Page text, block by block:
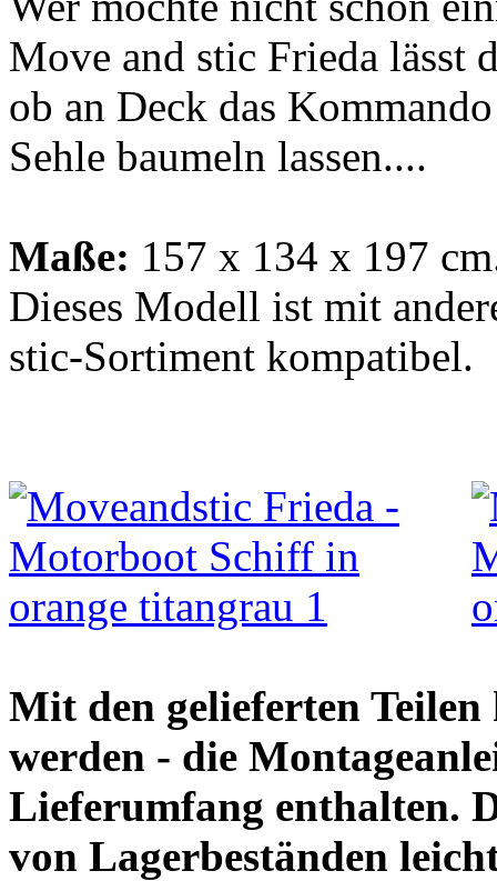
Move and stic Frieda lässt
ob an Deck das
Sehle baumeln lassen....
Maße: 157 x 134 x 197
Dieses Modell ist mit
stic-Sortiment kompatibel.
Mit den gelieferten
werden - die
Lieferumfang enthalten.
von Lagerbeständen